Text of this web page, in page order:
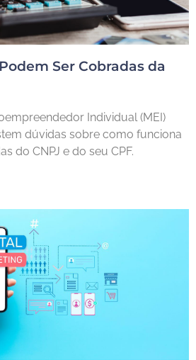
Ser Cobradas da
Individual (MEI)
dúvidas sobre como funciona
do CNPJ e do seu CPF.